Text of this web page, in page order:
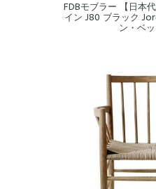
FDBモブラー 【日本
イン J80 ブラック
ン・ベ